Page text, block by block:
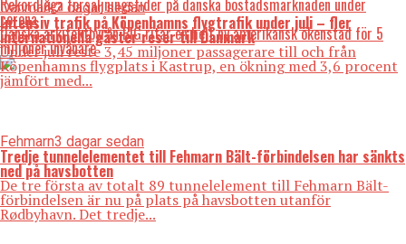
Rekordlåga försäljningstider på danska bostadsmarknaden under
corona
Danska arkitektbyrån BIG ritar en helt ny amerikansk ökenstad för 5
miljoner invånare
Danmark2 dagar sedan
Intensiv trafik på Köpenhamns flygtrafik under juli – fler
internationella gäster reser till Danmark
Under juli reste 3,45 miljoner passagerare till och från
Köpenhamns flygplats i Kastrup, en ökning med 3,6 procent
jämfört med...
Fehmarn3 dagar sedan
Tredje tunnelelementet till Fehmarn Bält-förbindelsen har sänkts
ned på havsbotten
De tre första av totalt 89 tunnelelement till Fehmarn Bält-
förbindelsen är nu på plats på havsbotten utanför
Rødbyhavn. Det tredje...